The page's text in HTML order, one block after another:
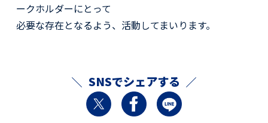
ークホルダーにとって
必要な存在となるよう、活動してまいります。
SNSでシェアする